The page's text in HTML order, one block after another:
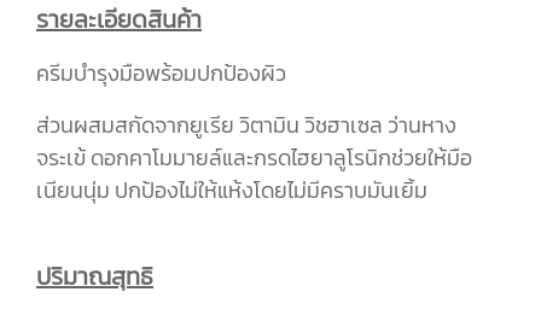
รายละเอียดสินค้า
ครีมบำรุงมือพร้อมปกป้องผิว
ส่วนผสมสกัดจากยูเรีย วิตามิน วิชฮาเซล ว่านหาง
จระเข้ ดอกคาโมมายล์และกรดไฮยาลูโรนิกช่วยให้มือ
เนียนนุ่ม ปกป้องไม่ให้แห้งโดยไม่มีคราบมันเยิ้ม
ปริมาณสุทธิ